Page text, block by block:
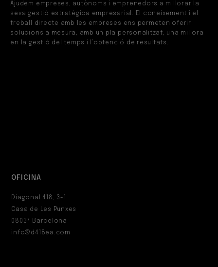
Ajudem empreses, autònoms i emprenedors a millorar la
seva gestió estratègica empresarial. El coneixement i el
treball directe amb les empreses ens permeten oferir
solucions a mesura, amb un pla personalitzat, una millora
en la gestió del temps i l’obtenció de resultats.
OFICINA
Diagonal 418, 3-1
Casa de Les Punxes
08037 Barcelona
info@d418ea.com